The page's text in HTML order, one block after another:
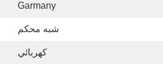
Garmany
شبه محكم
كهربائي